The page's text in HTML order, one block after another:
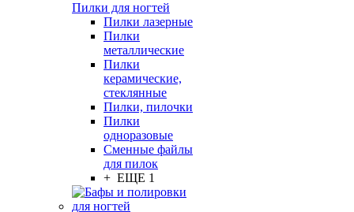
Пилки для ногтей
Пилки лазерные
Пилки
металлические
Пилки
керамические,
стеклянные
Пилки, пилочки
Пилки
одноразовые
Сменные файлы
для пилок
+ ЕЩЕ 1